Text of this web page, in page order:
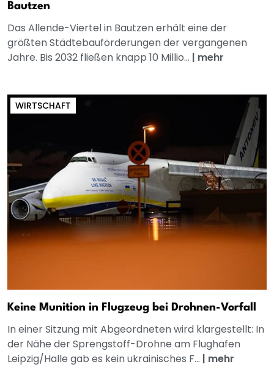
Bautzen
Das Allende-Viertel in Bautzen erhält eine der
größten Städtebauförderungen der vergangenen
Jahre. Bis 2032 fließen knapp 10 Millio... | mehr
WIRTSCHAFT
Keine Munition in Flugzeug bei Drohnen-Vorfall
In einer Sitzung mit Abgeordneten wird klargestellt: In
der Nähe der Sprengstoff-Drohne am Flughafen
Leipzig/Halle gab es kein ukrainisches F... | mehr